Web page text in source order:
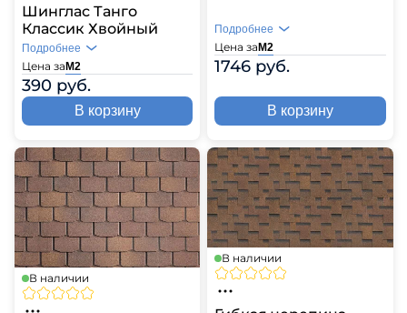
Шинглас Танго
Классик Хвойный
Цена за М2
390 руб.
Подробнее
В корзину
Цена заМ2
1746 руб.
Подробнее
В корзину
В наличии
В наличии